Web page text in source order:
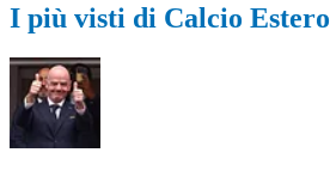
I più visti di Calcio Estero